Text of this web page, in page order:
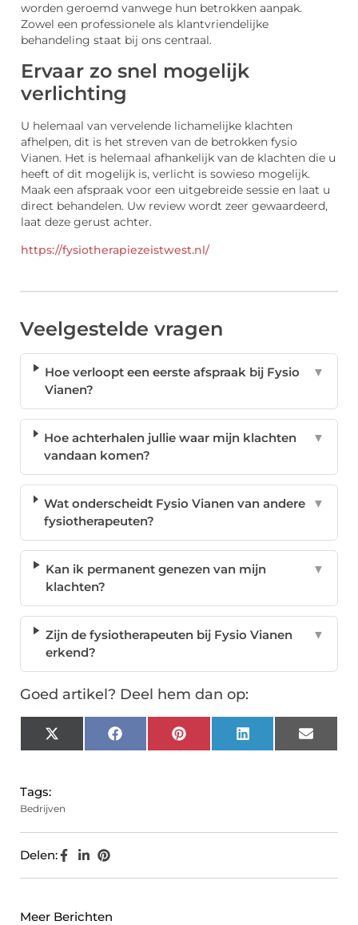
worden geroemd vanwege hun betrokken aanpak.
Zowel een professionele als klantvriendelijke
behandeling staat bij ons centraal.
Ervaar zo snel mogelijk
verlichting
U helemaal van vervelende lichamelijke klachten
afhelpen, dit is het streven van de betrokken fysio
Vianen. Het is helemaal afhankelijk van de klachten die u
heeft of dit mogelijk is, verlicht is sowieso mogelijk.
Maak een afspraak voor een uitgebreide sessie en laat u
direct behandelen. Uw review wordt zeer gewaardeerd,
laat deze gerust achter.
https://fysiotherapiezeistwest.nl/
Veelgestelde vragen
Hoe verloopt een eerste afspraak bij Fysio
Vianen?
▼
Hoe achterhalen jullie waar mijn klachten
vandaan komen?
▼
Wat onderscheidt Fysio Vianen van andere
fysiotherapeuten?
▼
Kan ik permanent genezen van mijn
klachten?
▼
Zijn de fysiotherapeuten bij Fysio Vianen
erkend?
▼
Goed artikel? Deel hem dan op:
X
(Twitter)
FacebookPinterest LinkedIn Email
Tags:
Bedrijven
Delen:
Meer Berichten